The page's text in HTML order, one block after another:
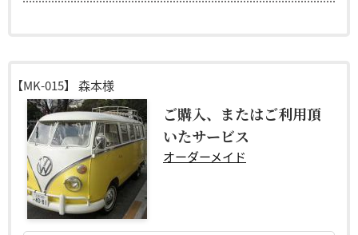
【MK-015】 森本様
ご購入、またはご利用頂
いたサービス
オーダーメイド